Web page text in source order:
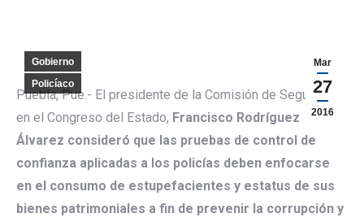
Mar
27
2016
Gobierno
Policíaco
Puebla, Pue.- El presidente de la Comisión de Seguridad
en el Congreso del Estado, Francisco Rodríguez
Álvarez consideró que las pruebas de control de
confianza aplicadas a los policías deben enfocarse
en el consumo de estupefacientes y estatus de sus
bienes patrimoniales a fin de prevenir la corrupción y